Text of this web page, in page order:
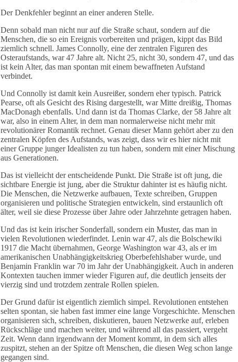
Der Denkfehler beginnt an einer anderen Stelle.
Denn sobald man nicht nur auf die Straße schaut, sondern auf die
Menschen, die so ein Ereignis vorbereiten und prägen, kippt das Bild
ziemlich schnell. James Connolly, eine der zentralen Figuren des
Osteraufstands, war 47 Jahre alt. Nicht 25, nicht 30, sondern 47, und das
ist kein Alter, das man spontan mit einem bewaffneten Aufstand
verbindet.
Und Connolly ist damit kein Ausreißer, sondern eher typisch. Patrick
Pearse, oft als Gesicht des Rising dargestellt, war Mitte dreißig, Thomas
MacDonagh ebenfalls. Und dann ist da Thomas Clarke, der 58 Jahre alt
war, also in einem Alter, in dem man normalerweise nicht mehr mit
revolutionärer Romantik rechnet. Genau dieser Mann gehört aber zu den
zentralen Köpfen des Aufstands, was zeigt, dass wir es hier nicht mit
einer Gruppe junger Idealisten zu tun haben, sondern mit einer Mischung
aus Generationen.
Das ist vielleicht der entscheidende Punkt. Die Straße ist oft jung, die
sichtbare Energie ist jung, aber die Struktur dahinter ist es häufig nicht.
Die Menschen, die Netzwerke aufbauen, Texte schreiben, Gruppen
organisieren und politische Strategien entwickeln, sind erstaunlich oft
älter, weil sie diese Prozesse über Jahre oder Jahrzehnte getragen haben.
Und das ist kein irischer Sonderfall, sondern ein Muster, das man in
vielen Revolutionen wiederfindet. Lenin war 47, als die Bolschewiki
1917 die Macht übernahmen, George Washington war 43, als er im
amerikanischen Unabhängigkeitskrieg Oberbefehlshaber wurde, und
Benjamin Franklin war 70 im Jahr der Unabhängigkeit. Auch in anderen
Kontexten tauchen immer wieder Figuren auf, die deutlich jenseits der
vierzig sind und trotzdem zentrale Rollen spielen.
Der Grund dafür ist eigentlich ziemlich simpel. Revolutionen entstehen
selten spontan, sie haben fast immer eine lange Vorgeschichte. Menschen
organisieren sich, schreiben, diskutieren, bauen Netzwerke auf, erleben
Rückschläge und machen weiter, und während all das passiert, vergeht
Zeit. Wenn dann irgendwann der Moment kommt, in dem sich alles
zuspitzt, stehen an der Spitze oft Menschen, die diesen Weg schon lange
gegangen sind.